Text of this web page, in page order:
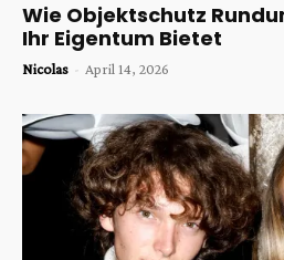
Wie Objektschutz
Ihr Eigentum Bietet
Nicolas - April 14, 2026